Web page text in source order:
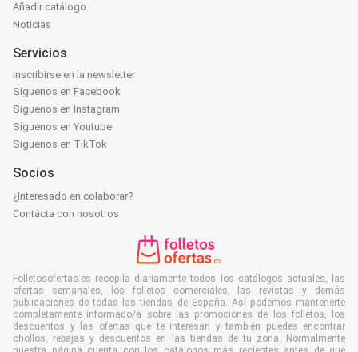
Añadir catálogo
Noticias
Servicios
Inscribirse en la newsletter
Síguenos en Facebook
Síguenos en Instagram
Síguenos en Youtube
Síguenos en TikTok
Socios
¿Interesado en colaborar?
Contácta con nosotros
Folletosofertas.es recopila diariamente todos los catálogos actuales, las
ofertas semanales, los folletos comerciales, las revistas y demás
publicaciones de todas las tiendas de España. Así podemos mantenerte
completamente informado/a sobre las promociones de los folletos, los
descuentos y las ofertas que te interesan y también puedes encontrar
chollos, rebajas y descuentos en las tiendas de tu zona. Normalmente